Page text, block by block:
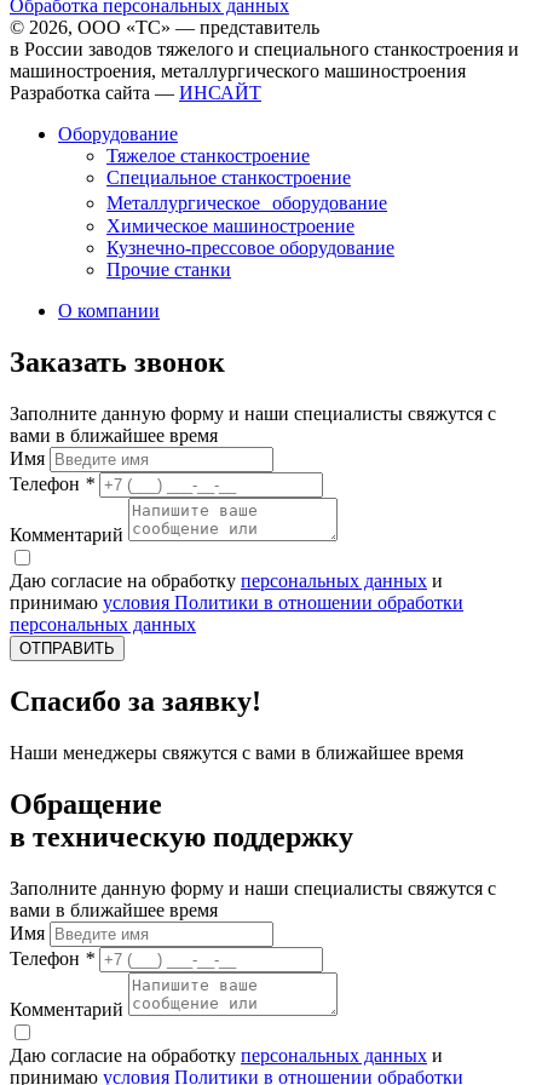
Обработка персональных данных
© 2026, ООО «ТС» — представитель
в России заводов тяжелого и специального станкостроения и
машиностроения, металлургического машиностроения
Разработка сайта — ИНСАЙТ
Оборудование
Тяжелое станкостроение
Специальное станкостроение
Металлургическое оборудование
Химическое машиностроение
Кузнечно-прессовое оборудование
Прочие станки
О компании
Заказать звонок
Заполните данную форму и наши специалисты свяжутся с
вами в ближайшее время
Имя
Телефон *
Комментарий
Даю согласие на обработку персональных данных и
принимаю условия Политики в отношении обработки
персональных данных
ОТПРАВИТЬ
Спасибо за заявку!
Наши менеджеры свяжутся с вами в ближайшее время
Обращение
в техническую поддержку
Заполните данную форму и наши специалисты свяжутся с
вами в ближайшее время
Имя
Телефон *
Комментарий
Даю согласие на обработку персональных данных и
принимаю условия Политики в отношении обработки